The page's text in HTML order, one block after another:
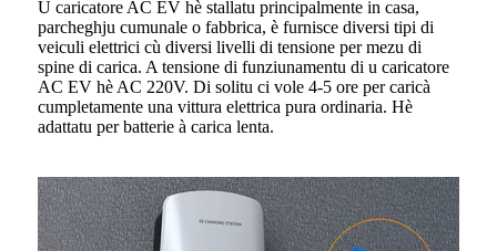
U caricatore AC EV hè stallatu principalmente in casa,
parcheghju cumunale o fabbrica, è furnisce diversi tipi di
veiculi elettrici cù diversi livelli di tensione per mezu di
spine di carica. A tensione di funziunamentu di u caricatore
AC EV hè AC 220V. Di solitu ci vole 4-5 ore per caricà
cumpletamente una vittura elettrica pura ordinaria. Hè
adattatu per batterie à carica lenta.